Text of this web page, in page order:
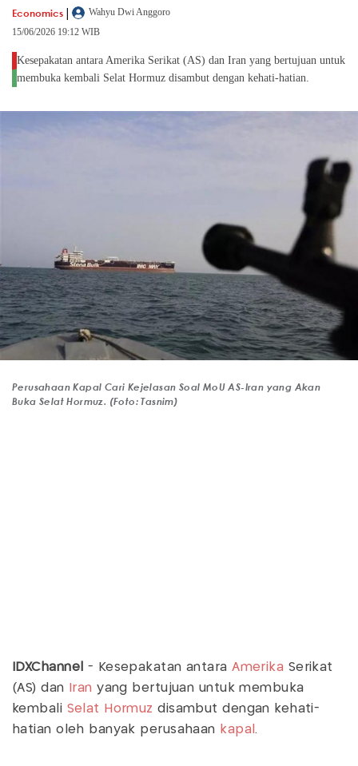
Economics |
Wahyu Dwi Anggoro
15/06/2026 19:12 WIB
Kesepakatan antara Amerika Serikat (AS) dan Iran yang bertujuan untuk
membuka kembali Selat Hormuz disambut dengan kehati-hatian.
Perusahaan Kapal Cari Kejelasan Soal MoU AS-Iran yang Akan
Buka Selat Hormuz. (Foto: Tasnim)
IDXChannel - Kesepakatan antaraAmerika Serikat
(AS) dan
Iran yang bertujuan untuk membuka
kembali Selat Hormuz disambut dengan kehati-
hatian oleh banyak perusahaan kapal .